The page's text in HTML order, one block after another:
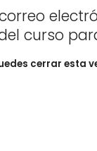
curso
cerrar esta